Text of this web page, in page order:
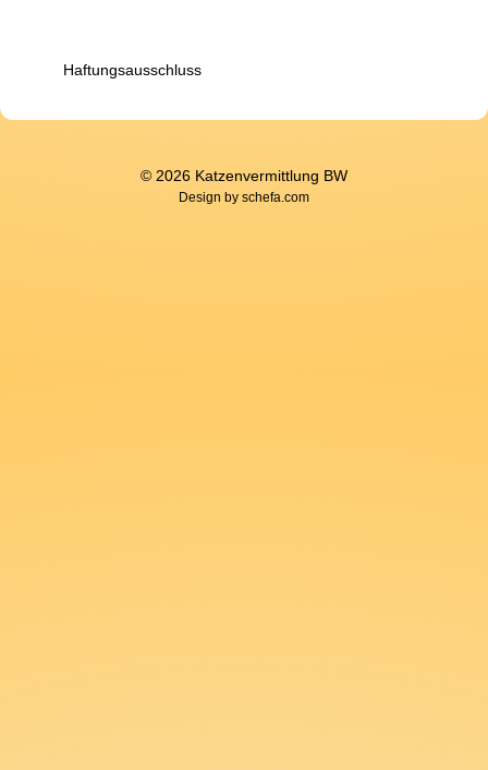
Haftungsausschluss
© 2026 Katzenvermittlung BW
Design by schefa.com